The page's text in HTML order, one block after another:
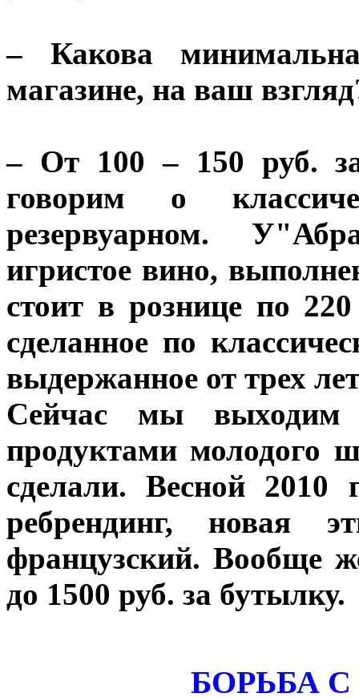
– Какова
магазине, на ваш
– От 100 – 150 руб.
говорим о
резервуарном.
игристое вино,
стоит в рознице по
сделанное по
выдержанное от трех
Сейчас мы
продуктами молодого
сделали. Весной 2010
ребрендинг, новая
французский. Вообще
до 1500 руб. за бутылку.
БОРЬБА